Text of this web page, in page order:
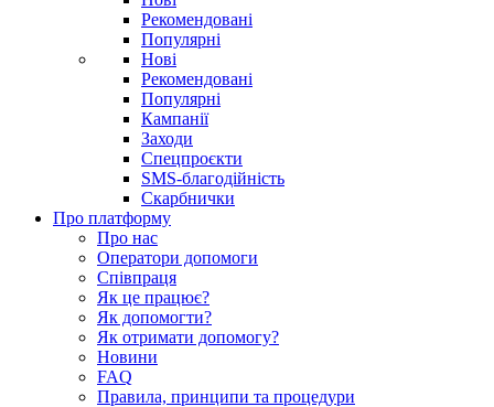
Рекомендовані
Популярні
Нові
Рекомендовані
Популярні
Кампанії
Заходи
Спецпроєкти
SMS-благодійність
Скарбнички
Про платформу
Про нас
Оператори допомоги
Співпраця
Як це працює?
Як допомогти?
Як отримати допомогу?
Новини
FAQ
Правила, принципи та процедури